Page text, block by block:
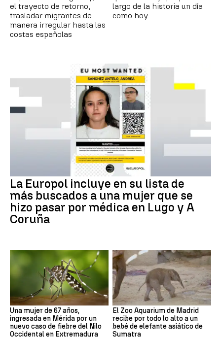
el trayecto de retorno,
trasladar migrantes de
manera irregular hasta las
costas españolas
largo de la historia un día
como hoy.
La Europol incluye en su lista de
más buscados a una mujer que se
hizo pasar por médica en Lugo y A
Coruña
Una mujer de 67 años,
ingresada en Mérida por un
nuevo caso de fiebre del Nilo
Occidental en Extremadura
El Zoo Aquarium de Madrid
recibe por todo lo alto a un
bebé de elefante asiático de
Sumatra